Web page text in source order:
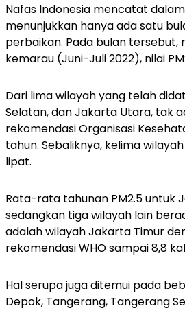
Nafas Indonesia mencatat
menunjukkan hanya ada satu
perbaikan. Pada bulan tersebut,
kemarau (Juni-Juli 2022), nilai
Dari lima wilayah yang telah
Selatan, dan Jakarta Utara, tak
rekomendasi Organisasi
tahun. Sebaliknya, kelima
lipat.
Rata-rata tahunan PM2.5 untuk
sedangkan tiga wilayah lain
adalah wilayah Jakarta Timur
rekomendasi WHO sampai 8,8
Hal serupa juga ditemui pada
Depok, Tangerang, Tangerang